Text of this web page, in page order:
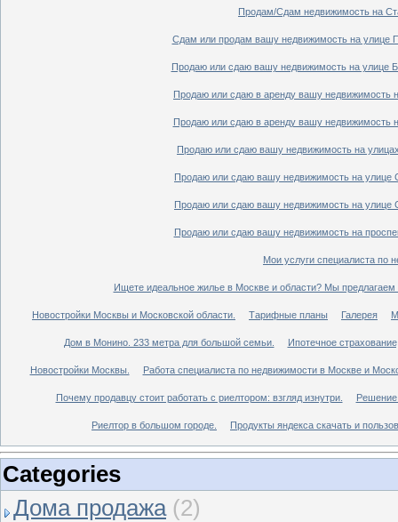
Продам/Сдам недвижимость на
Сдам или продам вашу недвижимость на улице
Продаю или сдаю вашу недвижимость на улице
Продаю или сдаю в аренду вашу недвижимость
Продаю или сдаю в аренду вашу недвижимость
Продаю или сдаю вашу недвижимость на
Продаю или сдаю вашу недвижимость на улице
Продаю или сдаю вашу недвижимость на улице
Продаю или сдаю вашу недвижимость на
Мои услуги специалиста по
Ищете идеальное жилье в Москве и области? Мы
Новостройки Москвы и Московской области. Тарифные планы Галерея
Дом в Монино. 233 метра для большой семьи. Ипотечное
Новостройки Москвы. Работа специалиста по недвижимости в Москве и
Почему продавцу стоит работать с риелтором: взгляд изнутри.
Риелтор в большом городе. Продукты яндекса скачать и
Categories
Дома продажа (2)